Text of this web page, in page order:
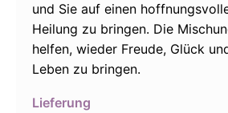
und Sie auf einen
Heilung zu bringen. Die
helfen, wieder Freude, Glück
Leben zu bringen.
Lieferung